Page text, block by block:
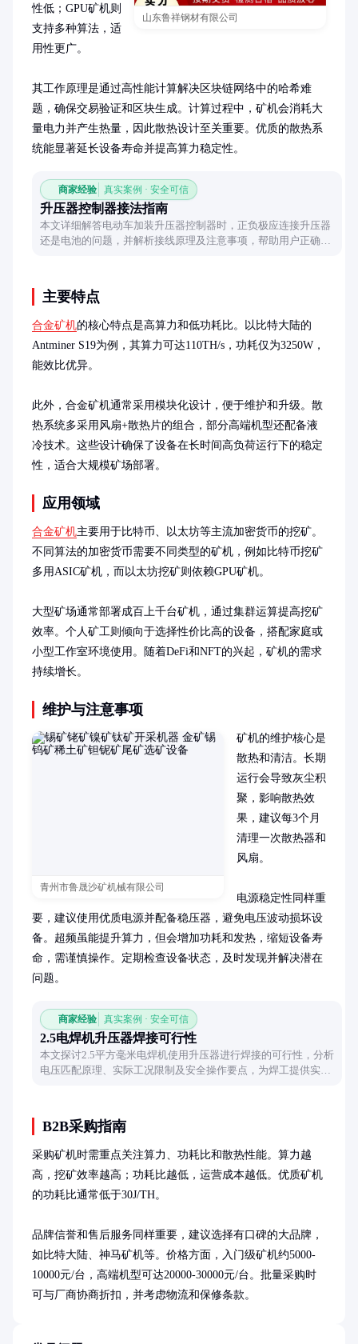
山东鲁祥钢材有限公司
性低；GPU矿机则
支持多种算法，适
用性更广。
其工作原理是通过高性能计算解决区块链网络中的哈希难
题，确保交易验证和区块生成。计算过程中，矿机会消耗大
量电力并产生热量，因此散热设计至关重要。优质的散热系
统能显著延长设备寿命并提高算力稳定性。
商家经验 真实案例 · 安全可信
升压器控制器接法指南
本文详细解答电动车加装升压器控制器时，正负极应连接升压器
还是电池的问题，并解析接线原理及注意事项，帮助用户正确安
主要特点
合金矿机的核心特点是高算力和低功耗比。以比特大陆的
Antminer S19为例，其算力可达110TH/s，功耗仅为3250W，
能效比优异。
此外，合金矿机通常采用模块化设计，便于维护和升级。散
热系统多采用风扇+散热片的组合，部分高端机型还配备液
冷技术。这些设计确保了设备在长时间高负荷运行下的稳定
性，适合大规模矿场部署。
应用领域
合金矿机主要用于比特币、以太坊等主流加密货币的挖矿。
不同算法的加密货币需要不同类型的矿机，例如比特币挖矿
多用ASIC矿机，而以太坊挖矿则依赖GPU矿机。
大型矿场通常部署成百上千台矿机，通过集群运算提高挖矿
效率。个人矿工则倾向于选择性价比高的设备，搭配家庭或
小型工作室环境使用。随着DeFi和NFT的兴起，矿机的需求
持续增长。
维护与注意事项
青州市鲁晟沙矿机械有限公司
矿机的维护核心是
散热和清洁。长期
运行会导致灰尘积
聚，影响散热效
果，建议每3个月
清理一次散热器和
风扇。
电源稳定性同样重
要，建议使用优质电源并配备稳压器，避免电压波动损坏设
备。超频虽能提升算力，但会增加功耗和发热，缩短设备寿
命，需谨慎操作。定期检查设备状态，及时发现并解决潜在
问题。
商家经验 真实案例 · 安全可信
2.5电焊机升压器焊接可行性
本文探讨2.5平方毫米电焊机使用升压器进行焊接的可行性，分析
电压匹配原理、实际工况限制及安全操作要点，为焊工提供实用
B2B采购指南
采购矿机时需重点关注算力、功耗比和散热性能。算力越
高，挖矿效率越高；功耗比越低，运营成本越低。优质矿机
的功耗比通常低于30J/TH。
品牌信誉和售后服务同样重要，建议选择有口碑的大品牌，
如比特大陆、神马矿机等。价格方面，入门级矿机约5000-
10000元/台，高端机型可达20000-30000元/台。批量采购时
可与厂商协商折扣，并考虑物流和保修条款。